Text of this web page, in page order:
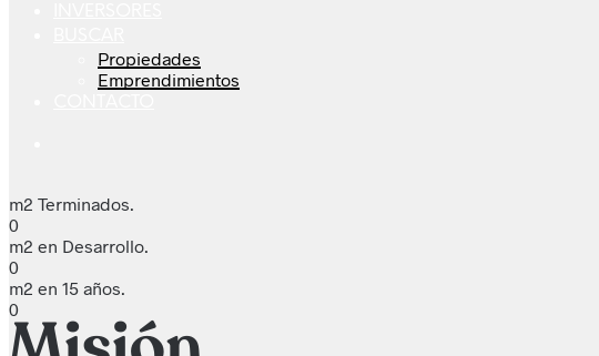
Propiedades
Emprendimientos
m2 Terminados.
0
m2 en Desarrollo.
0
m2 en 15 años.
0